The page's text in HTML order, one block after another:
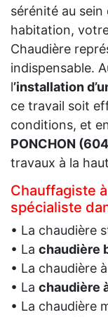
sérénité au
habitation,
Chaudière
indispensable.
l’installation
ce travail soit
conditions, et
PONCHON
travaux à la
Chauffagiste
spécialiste
• La chaudière
• La chaudière
• La chaudière
• La chaudière
• La chaudière